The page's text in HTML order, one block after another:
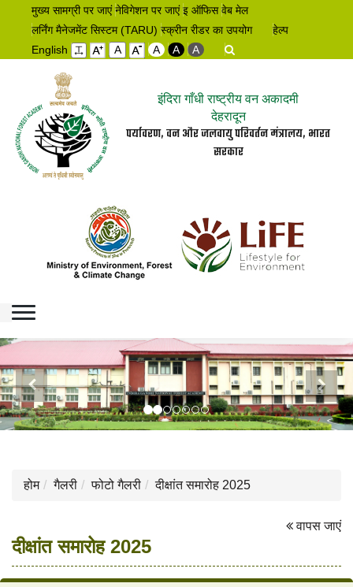
मुख्य सामग्री पर जाएं नेविगेशन पर जाएं इ ऑफिस वेब मेल
लर्निंग मैनेजमेंट सिस्टम (TARU) स्क्रीन रीडर का उपयोग
हेल्प
English
A A A A
इंदिरा गाँधी राष्ट्रीय वन अकादमी
देहरादून
पर्यावरण, वन और जलवायु परिवर्तन मंत्रालय, भारत
सरकार
Previous Next
होम गैलरी फोटो गैलरी दीक्षांत समारोह 2025
वापस जाएं
दीक्षांत समारोह 2025